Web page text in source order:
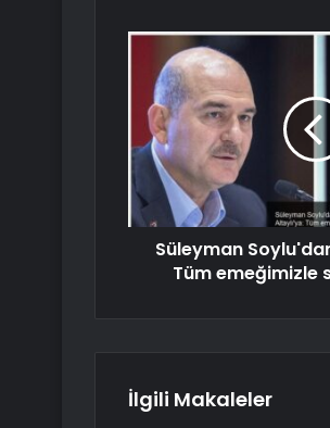
Süleyman
Tüm emeğimizle
İlgili Makaleler